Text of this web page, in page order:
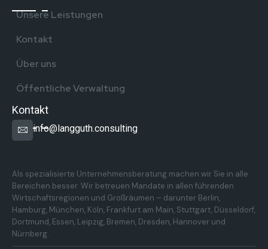
Unsere Leistungen
Kontakt
Über uns
Öffentliche Verwaltung
Kontakt
info@langguth.consulting
Als spezialisierte Unternehmensberatung machen wir Sie in alle
Bereichen besser. Wir betreuen Mandate in allen führenden
Wirtschaftsregionen und Großräumen – darunter Berlin,
Hamburg, München, Köln, Frankfurt am Main, Stuttgart, Düsseldorf,
Dortmund, Essen, Leipzig, Bremen, Dresden, Hannover und
Nürnberg.